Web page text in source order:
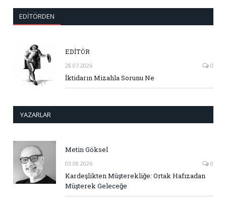
EDITÖRDEN
EDİTÖR
28.07.2026 0
İktidarın Mizahla Sorunu Ne
YAZARLAR
Metin Göksel
03.08.2026 0
Kardeşlikten Müşterekliğe: Ortak Hafızadan
Müşterek Geleceğe